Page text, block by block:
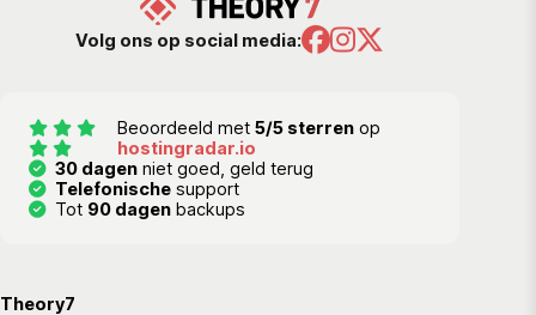
Volg ons op social media:
Beoordeeld met 5/5 sterrenop
hostingradar.io
30 dagen niet goed, geld terug
Telefonische support
Tot 90 dagen backups
Theory7